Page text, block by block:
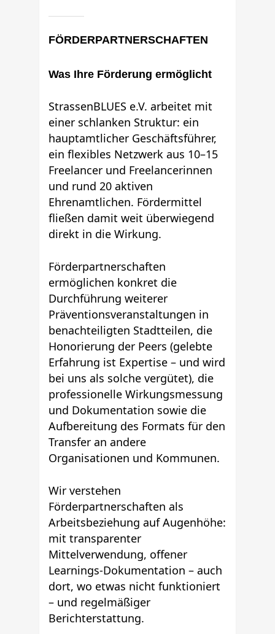
FÖRDERPARTNERSCHAFTEN
Was Ihre Förderung ermöglicht
StrassenBLUES e.V. arbeitet mit
einer schlanken Struktur: ein
hauptamtlicher Geschäftsführer,
ein flexibles Netzwerk aus 10–15
Freelancer und Freelancerinnen
und rund 20 aktiven
Ehrenamtlichen. Fördermittel
fließen damit weit überwiegend
direkt in die Wirkung.
Förderpartnerschaften
ermöglichen konkret die
Durchführung weiterer
Präventionsveranstaltungen in
benachteiligten Stadtteilen, die
Honorierung der Peers (gelebte
Erfahrung ist Expertise – und wird
bei uns als solche vergütet), die
professionelle Wirkungsmessung
und Dokumentation sowie die
Aufbereitung des Formats für den
Transfer an andere
Organisationen und Kommunen.
Wir verstehen
Förderpartnerschaften als
Arbeitsbeziehung auf Augenhöhe:
mit transparenter
Mittelverwendung, offener
Learnings-Dokumentation – auch
dort, wo etwas nicht funktioniert
– und regelmäßiger
Berichterstattung.